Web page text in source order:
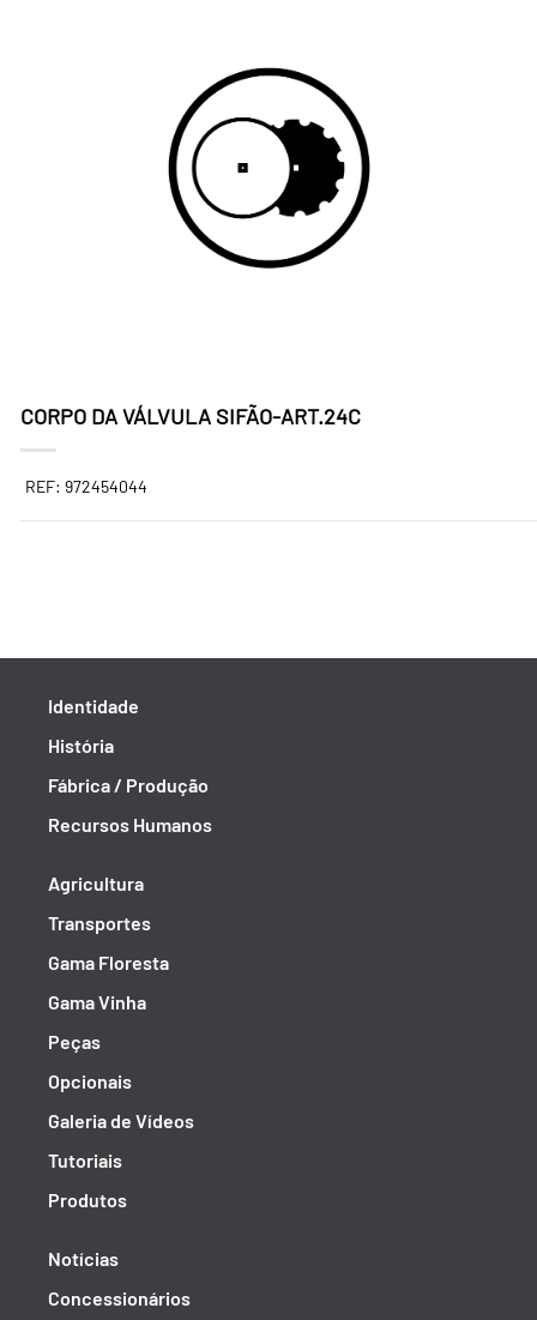
CORPO DA VÁLVULA SIFÃO-ART.24C
REF: 972454044
Identidade
História
Fábrica / Produção
Recursos Humanos
Agricultura
Transportes
Gama Floresta
Gama Vinha
Peças
Opcionais
Galeria de Vídeos
Tutoriais
Produtos
Notícias
Concessionários